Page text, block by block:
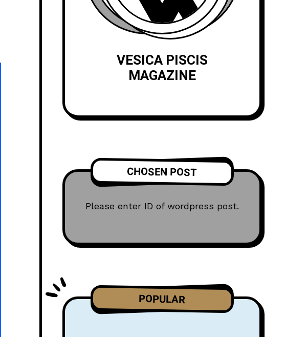
VESICA PISCIS
MAGAZINE
CHOSEN POST
Please enter ID of wordpress post.
POPULAR